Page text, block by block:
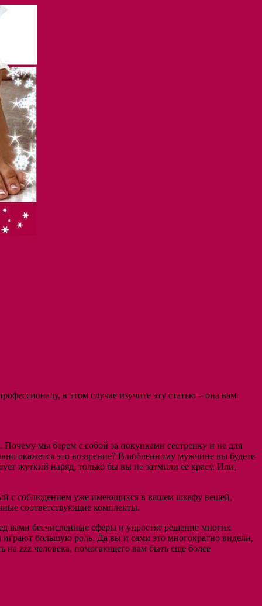
в этом случае изучите эту статью – она вам
мы берем с собой за покупками сестренку и не для
окажется это воззрение? Влюбленному мужчине вы будете
жуткий наряд, только бы вы не затмили ее красу. Или,
с соблюдением уже имеющихся в вашем шкафу вещей,
соответствующие комплекты.
вами бесчисленные сферы и упростят решение многих
большую роль. Да вы и сами это многократно видели,
на zzz человека, помогающего вам быть еще более